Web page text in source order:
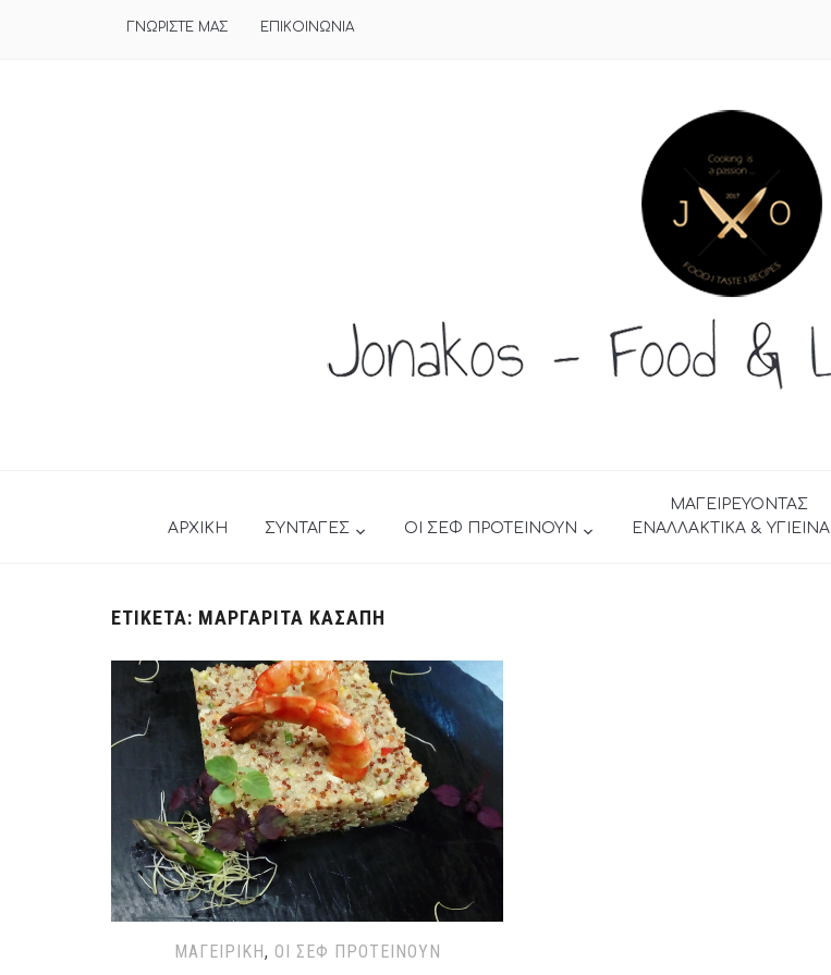
ΓΝΩΡΙΣΤΕ ΜΑΣ ΕΠΙΚΟΙΝΩΝΙΑ
ΑΡΧΙΚΗ ΣΥΝΤΑΓΕΣ ΟΙ ΣΕΦ ΠΡΟΤΕΙΝΟΥΝ
ΜΑΓΕΙΡΕΥΟΝΤΑΣ
ΕΝΑΛΛΑΚΤΙΚΑ & ΥΓΙΕΙΝΑ
ΕΤΙΚΈΤΑ: ΜΑΡΓΑΡΙΤΑ ΚΑΣΑΠΗ
ΜΑΓΕΙΡΙΚΉ, ΟΙ ΣΕΦ ΠΡΟΤΕΊΝΟΥΝ